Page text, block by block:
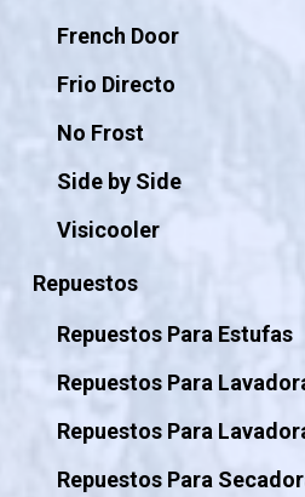
French Door
Frio Directo
No Frost
Side by Side
Visicooler
Repuestos
Repuestos Para Estufas
Repuestos Para
Repuestos Para
Repuestos Para